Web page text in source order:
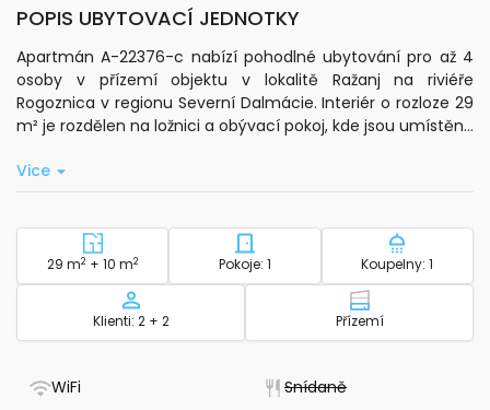
POPIS UBYTOVACÍ JEDNOTKY
Apartmán A-22376-c nabízí pohodlné ubytování pro až 4
osoby v přízemí objektu v lokalitě Ražanj na riviéře
Rogoznica v regionu Severní Dalmácie. Interiér o rozloze 29
m² je rozdělen na ložnici a obývací pokoj, kde jsou umístěna
poskytuje příjemné místo k posezení venku.
základním kuchyňským nádobím, elektrickou konvicí a
myčkou nádobí. Pro Vaše pohodlí je zde klimatizace v
obývacím pokoji, centrální topení, standardní wi-fi
připojení, televize a pračka. Hosté mohou využít také
žehličku, žehlicí prkno a fén. Ložní prádlo, toaletní potřeby a
Apartmán je vhodný i pro hosty s domácími mazlíčky,
Vice
Plocha - ubytování
29 m2 + 10 m2 Počet ložnic - ubytování
Pokoje: 1 Počet
Koupelny: 1
Kapacita
Klienti: 2 + 2 Patro -
Přízemí
WiFi Snídaně- Nedostupné